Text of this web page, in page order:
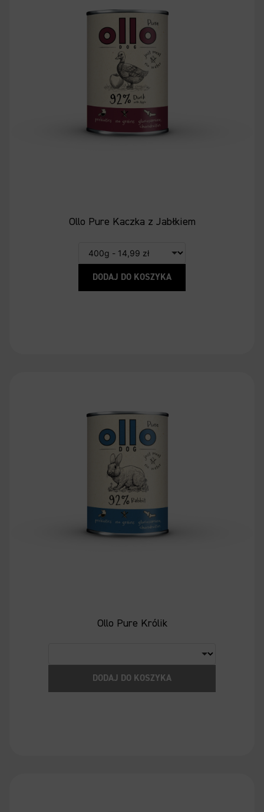
Ollo Pure Kaczka z Jabłkiem
DODAJ DO KOSZYKA
Ollo Pure Królik
DODAJ DO KOSZYKA